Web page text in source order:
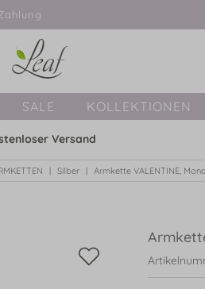
Zahlung
SALE KOLLEKTIONEN
Versand
Silber Armkette VALENTINE,